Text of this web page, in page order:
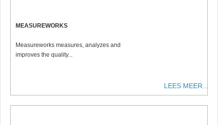
MEASUREWORKS
Measureworks measures, analyzes and
improves the quality...
LEES MEER...